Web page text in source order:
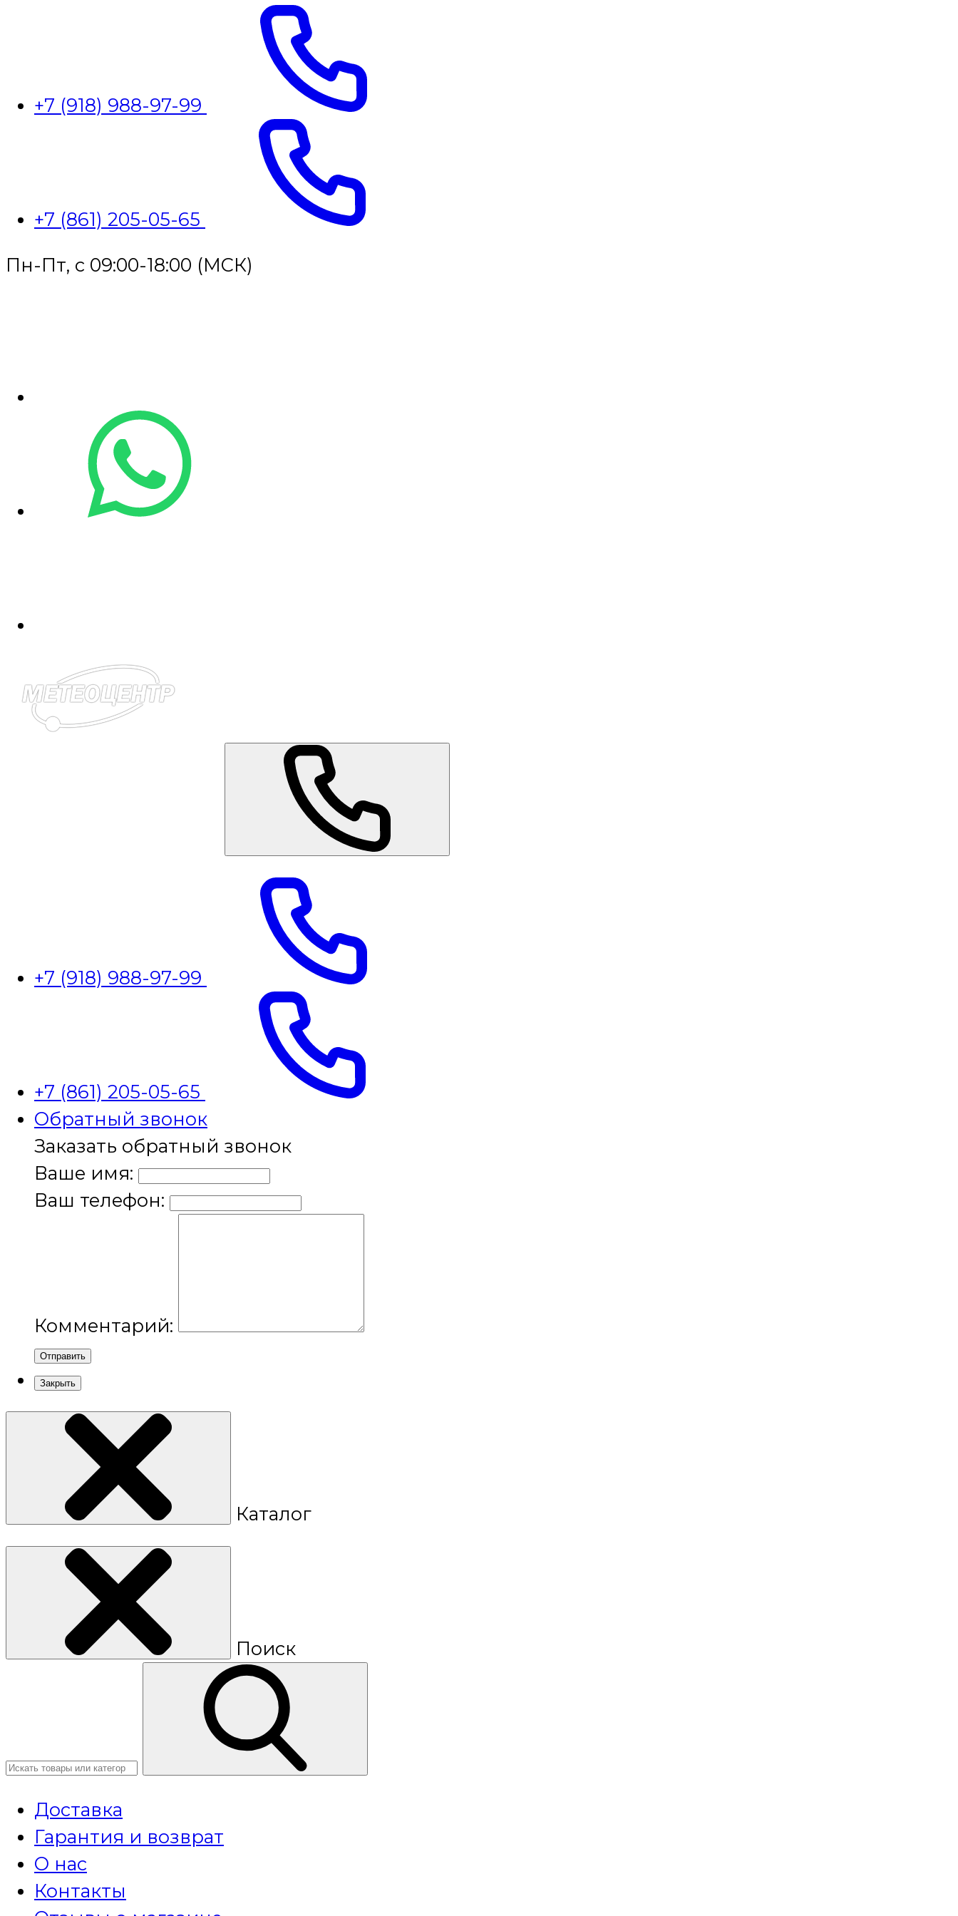
+7 (918) 988-97-99
+7 (861) 205-05-65
Пн-Пт, с 09:00-18:00 (МСК)
+7 (918) 988-97-99
+7 (861) 205-05-65
Обратный звонок
Заказать обратный звонок
Ваше имя:
Ваш телефон:
Комментарий:
Отправить
Закрыть
Каталог
Поиск
Доставка
Гарантия и возврат
О нас
Контакты